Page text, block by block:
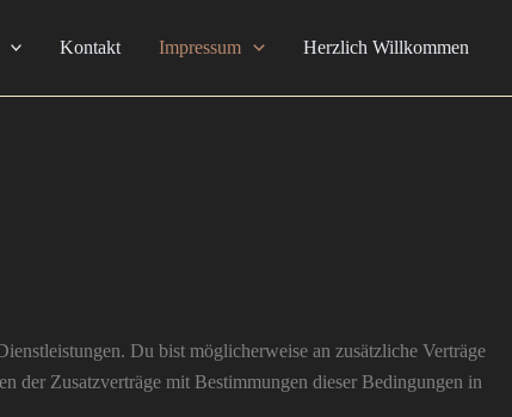
Kontakt Impressum Herzlich Willkommen
Du bist möglicherweise an zusätzliche Verträge
der Zusatzverträge mit Bestimmungen dieser Bedingungen in